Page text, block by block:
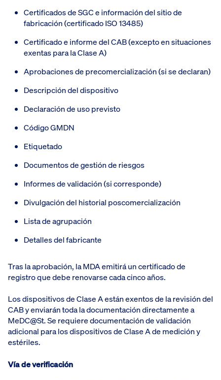
Certificados de SGC e información del sitio de
fabricación (certificado ISO 13485)
Certificado e informe del CAB (excepto en situaciones
exentas para la Clase A)
Aprobaciones de precomercialización (si se declaran)
Descripción del dispositivo
Declaración de uso previsto
Código GMDN
Etiquetado
Documentos de gestión de riesgos
Informes de validación (si corresponde)
Divulgación del historial poscomercialización
Lista de agrupación
Detalles del fabricante
Tras la aprobación, la MDA emitirá un certificado de
registro que debe renovarse cada cinco años.
Los dispositivos de Clase A están exentos de la revisión del
CAB y enviarán toda la documentación directamente a
MeDC@St. Se requiere documentación de validación
adicional para los dispositivos de Clase A de medición y
estériles.
Vía de verificación